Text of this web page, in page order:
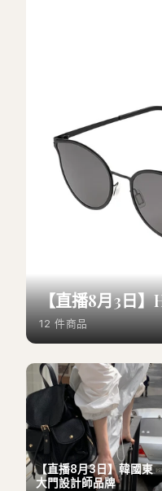
【直播8月3日
12 件商品
【直播8月3日】韓國東
大門設計師品牌